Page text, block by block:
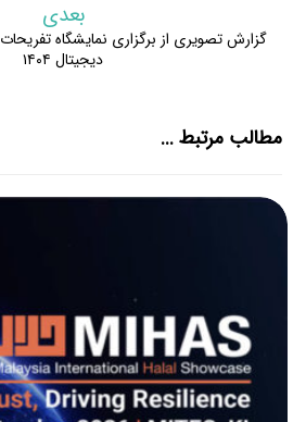
بعدی
گزارش تصویری از برگزاری نمایشگاه
دیجیتال ۱۴۰۴
مطالب مرتبط ...